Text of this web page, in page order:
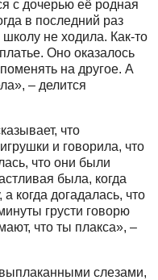
с дочерью её родная
в последний раз
не ходила. Как-то
Оно оказалось
на другое. А
– делится
что
и говорила, что
что они были
была, когда
когда догадалась, что
грусти говорю
что ты плакса», –
слезами,